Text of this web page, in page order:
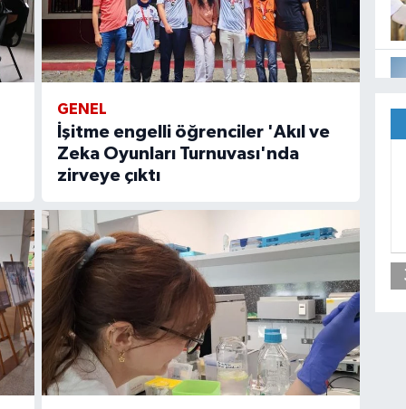
GENEL
İşitme engelli öğrenciler 'Akıl ve
Zeka Oyunları Turnuvası'nda
zirveye çıktı